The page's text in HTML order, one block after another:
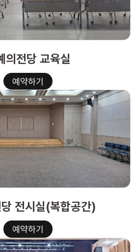
의전당 교육실
예약하기
전시실(복합공간)
예약하기